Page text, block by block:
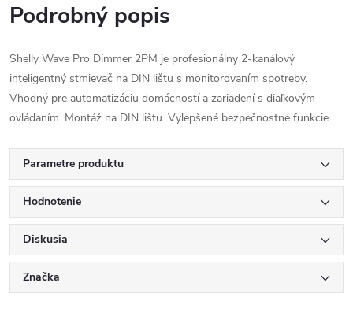
Podrobný popis
Shelly Wave Pro Dimmer 2PM je profesionálny 2-kanálový
inteligentný stmievač na DIN lištu s monitorovaním spotreby.
Vhodný pre automatizáciu domácností a zariadení s diaľkovým
ovládaním. Montáž na DIN lištu. Vylepšené bezpečnostné funkcie.
Parametre produktu
Hodnotenie
Diskusia
Značka